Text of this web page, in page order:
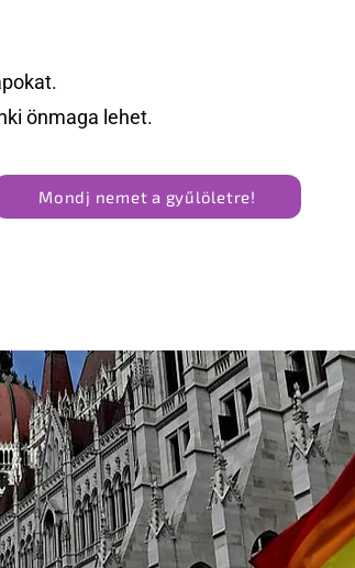
önmaga lehet.
Mondj nemet a gyűlöletre!